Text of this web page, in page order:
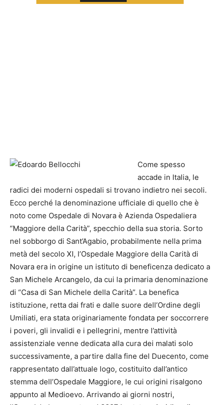
Come spesso
accade in Italia, le
radici dei moderni ospedali si trovano indietro nei secoli.
Ecco perché la denominazione ufficiale di quello che è
noto come Ospedale di Novara è Azienda Ospedaliera
“Maggiore della Carità”, specchio della sua storia. Sorto
nel sobborgo di Sant’Agabio, probabilmente nella prima
metà del secolo XI, l’Ospedale Maggiore della Carità di
Novara era in origine un istituto di beneficenza dedicato a
San Michele Arcangelo, da cui la primaria denominazione
di “Casa di San Michele della Carità”. La benefica
istituzione, retta dai frati e dalle suore dell’Ordine degli
Umiliati, era stata originariamente fondata per soccorrere
i poveri, gli invalidi e i pellegrini, mentre l’attività
assistenziale venne dedicata alla cura dei malati solo
successivamente, a partire dalla fine del Duecento, come
rappresentato dall’attuale logo, costituito dall’antico
stemma dell’Ospedale Maggiore, le cui origini risalgono
appunto al Medioevo. Arrivando ai giorni nostri,